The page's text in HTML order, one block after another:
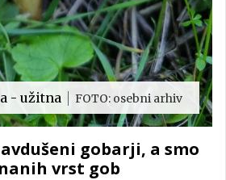
- užitna FOTO: osebni arhiv
gobarji, a smo
vrst gob